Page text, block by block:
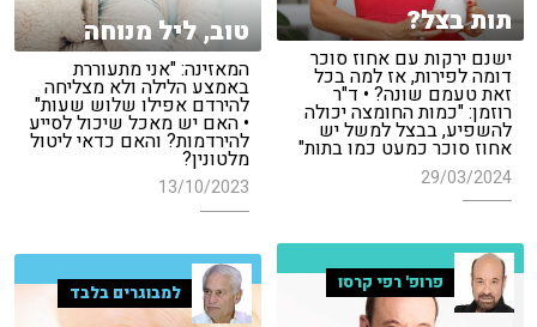
תות בצל?
ישנם ירקות עם אחוז סוכר
דומה לפירות, אז למה בכל
זאת טעמם שונה? • ד"ר
רוזמן: "כמות החומצה יכולה
להשפיע, בבצל למשל יש
אחוז סוכר כמעט כמו בתות"
29/03/2024
טוב, ליל מנוחה
המאזינה: "אני מתעוררת
באמצע הלילה ולא מצליחה
להירדם אפילו שלוש שעות"
• האם יש מאכל שיכול לסייע
להירדמות? והאם כדאי ליטול
מלטונין?
13/10/2023
פרופ' רפי קרסו למבוגרים בלבד